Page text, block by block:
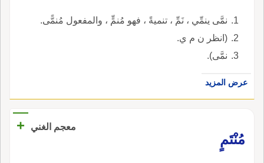
نمَّى ينمِّي ، نَمِّ ، تنميةً ، فهو مُنمٍّ ، والمفعول مُنمًّى.
(انظر ن م ي.
نمَّى).
عرض المزيد
معجم الغني
+
مُنْتَمٍ